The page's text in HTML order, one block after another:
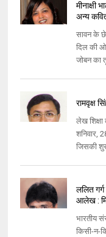
मीनाक्षी
अन्य
सावन के
दिल की ओ
जोबन का
रामवृक्ष
लेख
शनिवार,
जिसकी
ललित
आलेख :
भारतीय
किसी-न-